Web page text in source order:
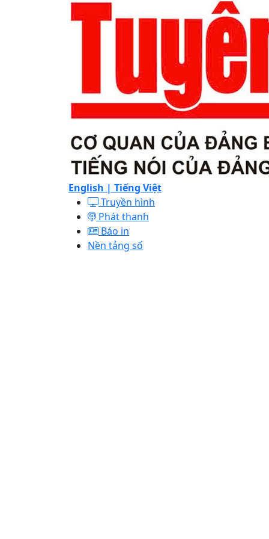
English | Tiếng Việt
Truyền hình
Phát thanh
Báo in
Nền tảng số